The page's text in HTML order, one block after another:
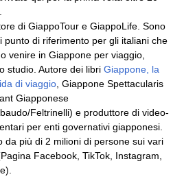
di GiappoTour e GiappoLife. Sono
punto di riferimento per gli italiani che
venire in Giappone per viaggio,
studio. Autore dei libri Giappone, la
di viaggio , Giappone Spettacularis
Giapponese
Feltrinelli) e produttore di video-
per enti governativi giapponesi.
da più di 2 milioni di persone sui vari
Facebook, TikTok, Instagram,